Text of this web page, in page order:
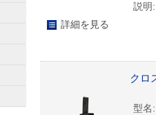
詳細を見る
説明:
クロ
型名: